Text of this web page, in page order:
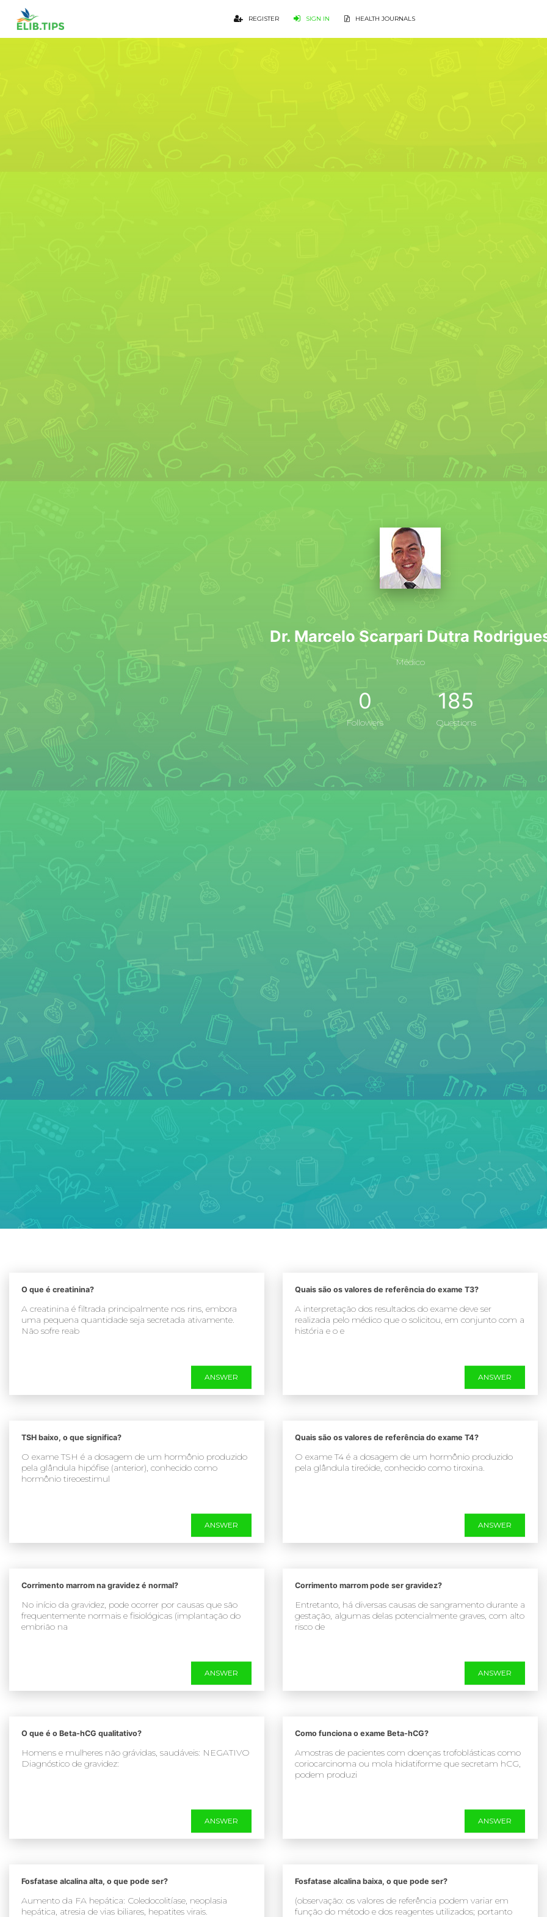
REGISTER SIGN IN HEALTH JOURNALS
Dr. Marcelo Scarpari Dutra
Médico
0
Followers
185
Questions
O que é creatinina?
A creatinina é filtrada principalmente nos rins, embora
uma pequena quantidade seja secretada ativamente.
Não sofre reab
ANSWER
Quais são os valores de referência do exame T3?
A interpretação dos resultados do exame deve ser
realizada pelo médico que o solicitou, em conjunto com a
história e o e
ANSWER
TSH baixo, o que significa?
O exame TSH é a dosagem de um hormônio produzido
pela glândula hipófise (anterior), conhecido como
hormônio tireoestimul
ANSWER
Quais são os valores de referência do exame T4?
​O exame T4 é a dosagem de um hormônio produzido
pela glândula tireóide, conhecido como tiroxina.
ANSWER
Corrimento marrom na gravidez é normal?
No início da gravidez, pode ocorrer por causas que são
frequentemente normais e fisiológicas (implantação do
embrião na
ANSWER
Corrimento marrom pode ser gravidez?
Entretanto, há diversas causas de sangramento durante a
gestação, algumas delas potencialmente graves, com alto
risco de
ANSWER
O que é o Beta-hCG qualitativo?
Homens e mulheres não grávidas, saudáveis: NEGATIVO
Diagnóstico de gravidez:
ANSWER
Como funciona o exame Beta-hCG?
Amostras de pacientes com doenças trofoblásticas como
coriocarcinoma ou mola hidatiforme que secretam hCG,
podem produzi
ANSWER
Fosfatase alcalina alta, o que pode ser?
Aumento da FA hepática: Coledocolitíase, neoplasia
hepática, atresia de vias biliares, hepatites virais.
Fosfatase alcalina baixa, o que pode ser?
(observação: os valores de referência podem variar em
função do método e dos reagentes utilizados; portanto